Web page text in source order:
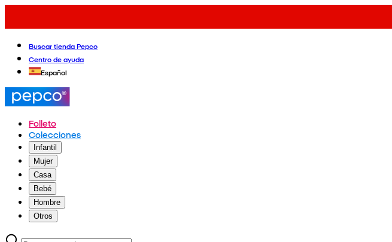
Buscar tienda Pepco
Centro de ayuda
Español
Folleto
Colecciones
Infantil
Mujer
Casa
Bebé
Hombre
Otros